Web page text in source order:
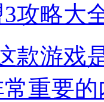
3攻略大
款游戏
重要